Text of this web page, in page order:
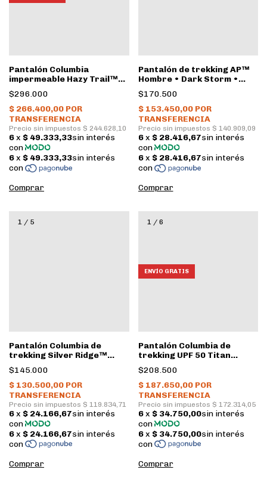
Pantalón Columbia
impermeable Hazy Trail™
Hombre • Black
$296.000
Comprar
Pantalón de trekking AP™
Hombre • Dark Storm •
Mountain Hardwear
$170.500
Comprar
1 / 5
Pantalón Columbia de
trekking Silver Ridge™
Cargo Hombre • City grey
$145.000
Comprar
1/ 6
ENVÍO GRATIS
Pantalón Columbia de
trekking UPF 50 Titan
Pass™ Hombre • Black
$208.500
Comprar